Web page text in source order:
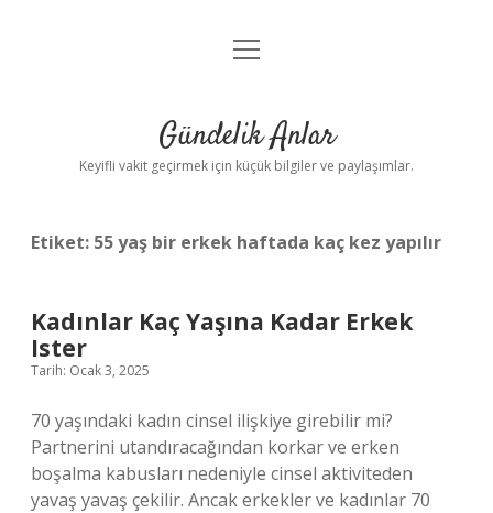
Anasayfa
Yasal Uyarı
menüyü
Gündelik Anlar
Keyifli vakit geçirmek için küçük bilgiler ve paylaşımlar.
Etiket: 55 yaş bir erkek haftada kaç kez yapılır
Kadınlar Kaç Yaşına Kadar Erkek
Ister
Tarih: Ocak 3, 2025
70 yaşındaki kadın cinsel ilişkiye girebilir mi?
Partnerini utandıracağından korkar ve erken
boşalma kabusları nedeniyle cinsel aktiviteden
yavaş yavaş çekilir. Ancak erkekler ve kadınlar 70